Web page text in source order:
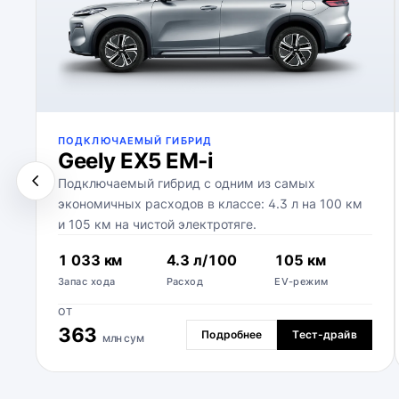
ПОДКЛЮЧАЕМЫЙ ГИБРИД
Geely EX5 EM‑i
Подключаемый гибрид с одним из самых
экономичных расходов в классе: 4.3 л на 100 км
и 105 км на чистой электротяге.
1 033 км
Запас хода
4.3 л/100
Расход
105 км
EV-режим
ОТ
363 млн сум Подробнее Тест-драйв